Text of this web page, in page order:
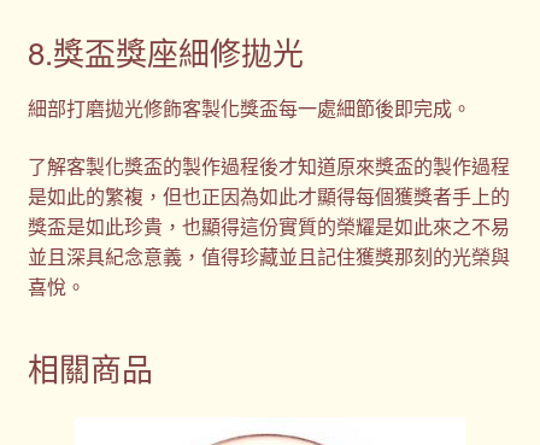
8.獎盃獎座細修拋光
細部打磨拋光修飾客製化獎盃每一處細節後即完成。
了解客製化獎盃的製作過程後才知道原來獎盃的製作過程
是如此的繁複，但也正因為如此才顯得每個獲獎者手上的
獎盃是如此珍貴，也顯得這份實質的榮耀是如此來之不易
並且深具紀念意義，值得珍藏並且記住獲獎那刻的光榮與
喜悅。
相關商品